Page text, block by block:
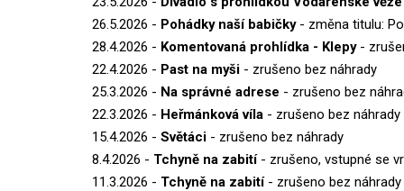
26.5.2026 - Pohádky naší babičky- změna titulu:
28.4.2026 - Komentovaná prohlídka - Klepy -
22.4.2026 - Past na myši - zrušeno bez náhrady
25.3.2026 - Na správné adrese - zrušeno bez
22.3.2026 - Heřmánková víla - zrušeno bez náhrady
15.4.2026 - Světáci - zrušeno bez náhrady
8.4.2026 - Tchyně na zabití- zrušeno, vstupné se
11.3.2026 - Tchyně na zabití- zrušeno bez náhrady